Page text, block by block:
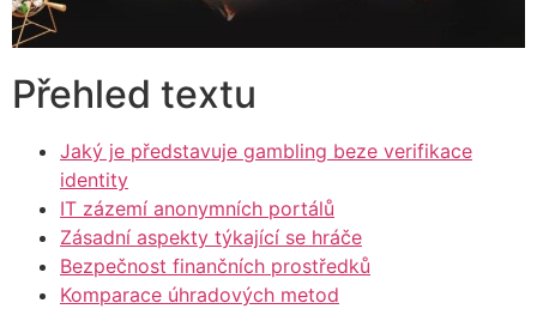
Přehled textu
Jaký je představuje gambling beze verifikace
identity
IT zázemí anonymních portálů
Zásadní aspekty týkající se hráče
Bezpečnost finančních prostředků
Komparace úhradových metod